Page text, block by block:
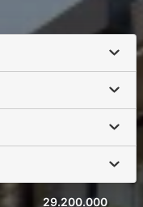
29.200.000